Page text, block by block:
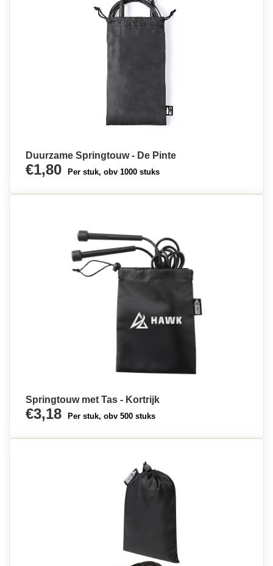
Duurzame Springtouw - De Pinte
€1,80 Per stuk, obv 1000 stuks
Springtouw met Tas - Kortrijk
€3,18 Per stuk, obv 500 stuks